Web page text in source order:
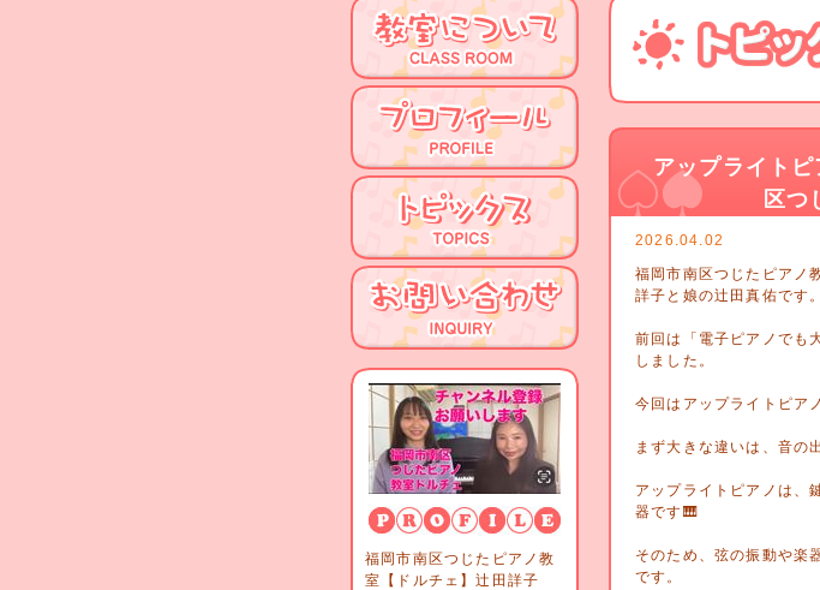
福岡市南区つじたピアノ教
室【ドルチェ】辻田詳子
アップライト
区つ
2026.04.02
福岡市南区つじたピアノ
詳子と娘の辻田真佑です。
前回は「電子ピアノでも
しました。
今回はアップライトピア
まず大きな違いは、音の
アップライトピアノは、
器です🎹
そのため、弦の振動や楽
です。